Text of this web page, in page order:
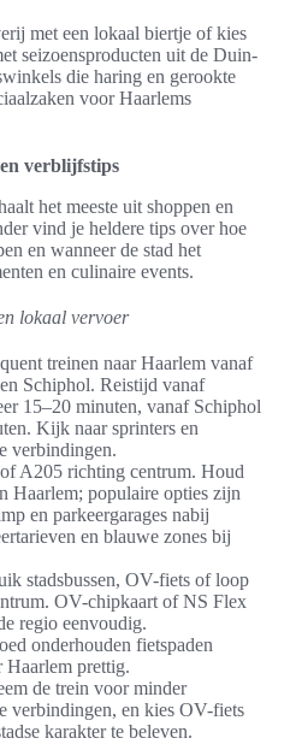
met een lokaal biertje of kies
seizoensproducten uit de Duin-
die haring en gerookte
voor Haarlems
verblijfstips
het meeste uit shoppen en
vind je heldere tips over hoe
en wanneer de stad het
en culinaire events.
lokaal vervoer
treinen naar Haarlem vanaf
Schiphol. Reistijd vanaf
15–20 minuten, vanaf Schiphol
Kijk naar sprinters en
verbindingen.
A205 richting centrum. Houd
Haarlem; populaire opties zijn
en parkeergarages nabij
en blauwe zones bij
stadsbussen, OV-fiets of loop
OV-chipkaart of NS Flex
regio eenvoudig.
onderhouden fietspaden
Haarlem prettig.
de trein voor minder
verbindingen, en kies OV-fiets
karakter te beleven.